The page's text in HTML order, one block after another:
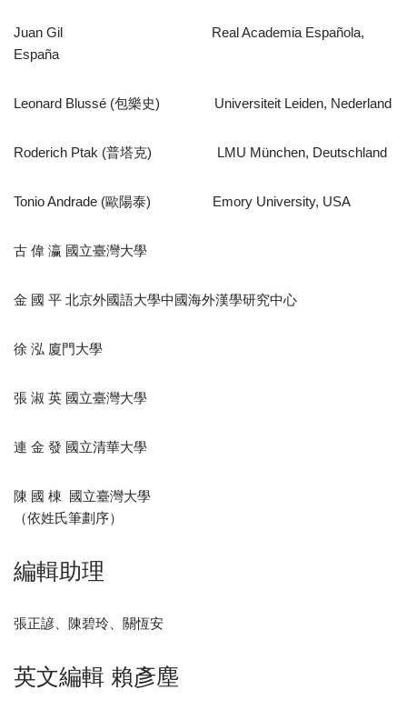
Juan Gil Real Academia Española,
España
Leonard Blussé (包樂史) Universiteit Leiden, Nederland
Roderich Ptak (普塔克) LMU München, Deutschland
Tonio Andrade (歐陽泰) Emory University, USA
古 偉 瀛 國立臺灣大學
金 國 平 北京外國語大學中國海外漢學研究中心
徐 泓 廈門大學
張 淑 英 國立臺灣大學
連 金 發 國立清華大學
陳 國 棟 國立臺灣大學
（依姓氏筆劃序）
編輯助理
張正諺、陳碧玲、關恆安
英文編輯 賴彥塵